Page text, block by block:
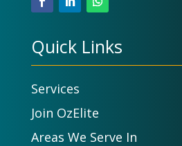
Quick Links
Services
Join OzElite
Areas We Serve In